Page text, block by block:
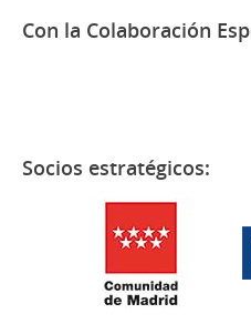
Con la Colaboración
Socios estratégicos: